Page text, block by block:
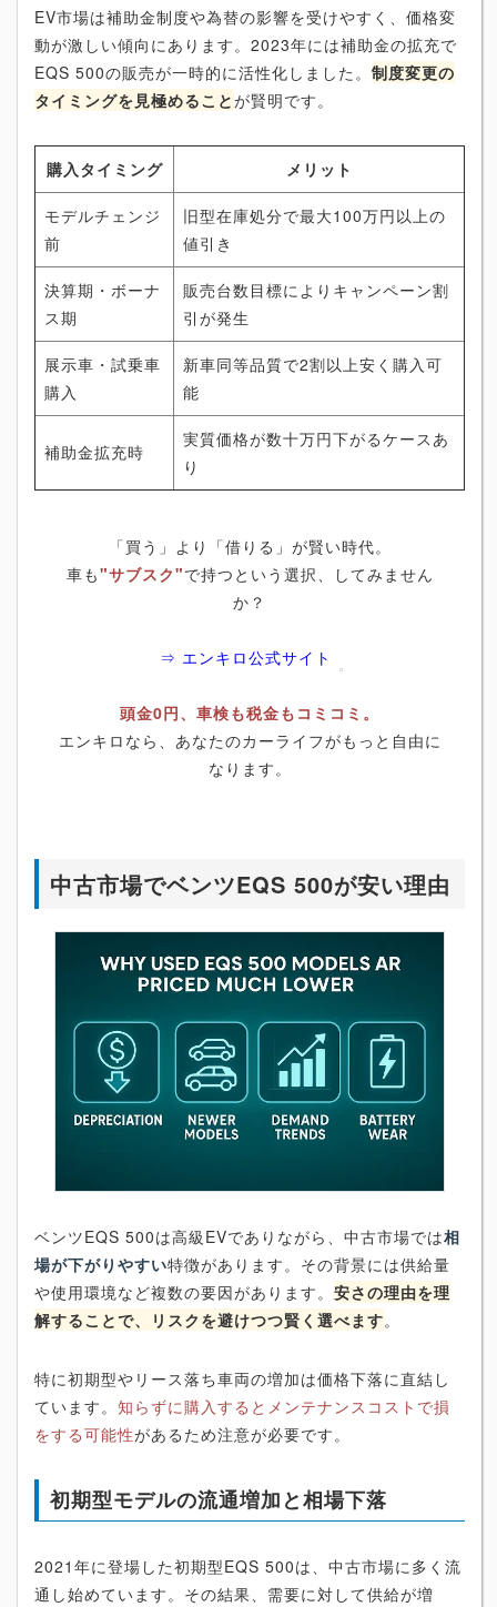
EV市場は補助金制度や為替の影響を受けやすく、価格変
動が激しい傾向にあります。2023年には補助金の拡充で
EQS 500の販売が一時的に活性化しました。 制度変更の
タイミングを見極めることが賢明です。
購入タイミング メリット
モデルチェンジ
前
旧型在庫処分で最大100万円以上の
値引き
決算期・ボーナ
ス期
販売台数目標によりキャンペーン割
引が発生
展示車・試乗車
購入
新車同等品質で2割以上安く購入可
能
補助金拡充時
実質価格が数十万円下がるケースあ
り
「買う」より「借りる」が賢い時代。
車も"サブスク"で持つという選択、してみません
か？
⇒ エンキロ公式サイト
頭金0円、車検も税金もコミコミ。
エンキロなら、あなたのカーライフがもっと自由に
なります。
中古市場でベンツEQS 500が安い理由
ベンツEQS 500は高級EVでありながら、中古市場では相
場が下がりやすい特徴があります。その背景には供給量
や使用環境など複数の要因があります。 安さの理由を理
解することで、リスクを避けつつ賢く選べます。
特に初期型やリース落ち車両の増加は価格下落に直結し
ています。 知らずに購入するとメンテナンスコストで損
をする可能性があるため注意が必要です。
初期型モデルの流通増加と相場下落
2021年に登場した初期型EQS 500は、中古市場に多く流
通し始めています。その結果、需要に対して供給が増